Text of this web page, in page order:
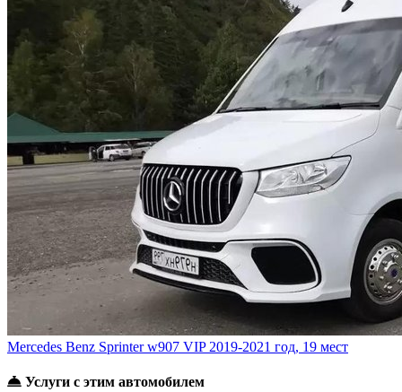
Mercedes Benz Sprinter w907 VIP 2019-2021 год, 19 мест
Услуги с этим автомобилем